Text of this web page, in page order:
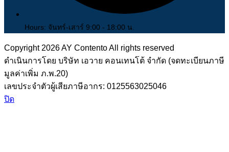
Hours: จันทร์-เสาร์ 9:00 - 18:00 น.
Copyright 2026AY Contento All rights reserved
ดำเนินการโดย บริษัท เอวาย คอนเทนโต้ จำกัด (จดทะเบียนภาษี
มูลค่าเพิ่ม ภ.พ.20)
เลขประจำตัวผู้เสียภาษีอากร: 0125563025046
ปิด